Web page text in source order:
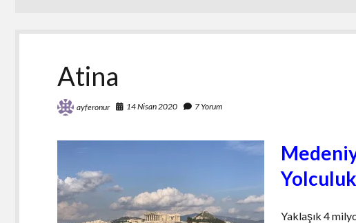
Atina
ayferonur 14 Nisan 2020 7 Yorum
Yaklaşık 4